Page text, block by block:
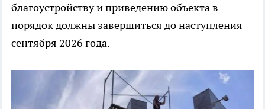
благоустройству и приведению объекта в
порядок должны завершиться до наступления
сентября 2026 года.